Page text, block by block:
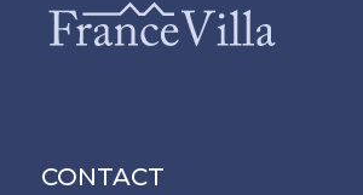
CONTACT